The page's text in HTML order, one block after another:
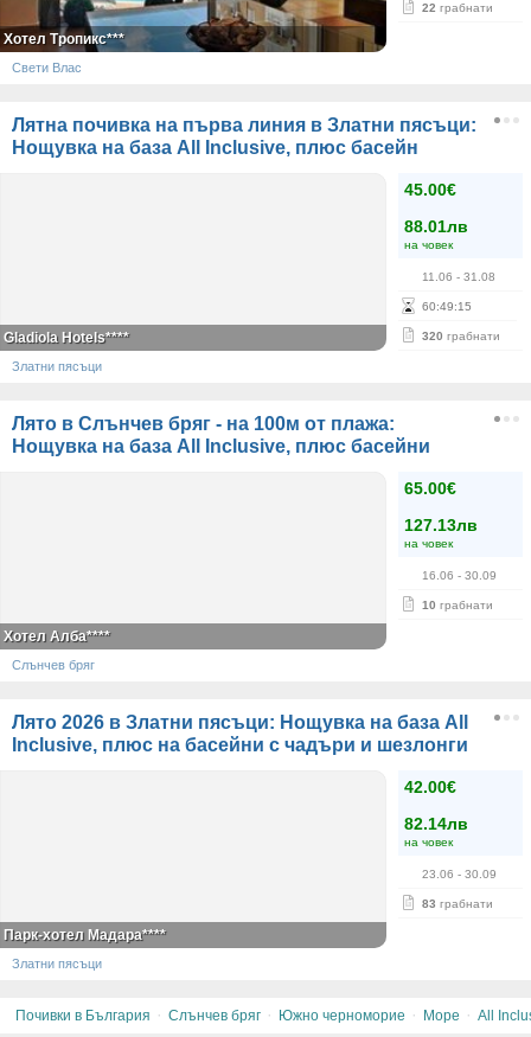
22 грабнати
Хотел Тропикс***
Свети Влас
Лятна почивка на първа линия в Златни пясъци:
Нощувка на база All Inclusive, плюс басейн
45.00€
88.01лв
на човек
11.06 - 31.08
60:49:14
320 грабнати
Gladiola Hotels****
Златни пясъци
Лято в Слънчев бряг - на 100м от плажа:
Нощувка на база All Inclusive, плюс басейни
65.00€
127.13лв
на човек
16.06 - 30.09
10 грабнати
Хотел Алба****
Слънчев бряг
Лято 2026 в Златни пясъци: Нощувка на база All
Inclusive, плюс на басейни с чадъри и шезлонги
42.00€
82.14лв
на човек
23.06 - 30.09
83 грабнати
Парк-хотел Мадара****
Златни пясъци
Почивки в България · Слънчев бряг · Южно черноморие · Море · All